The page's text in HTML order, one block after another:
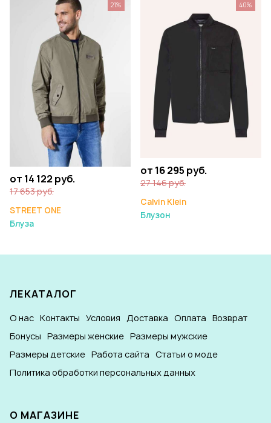
от 14 122 руб.
17 653 руб.
STREET ONE
Блуза
21%
от 16 295 руб.
27 146 руб.
Calvin Klein
Блузон
40%
ЛЕКАТАЛОГ
О нас Контакты Условия Доставка Оплата Возврат
Бонусы Размеры женские Размеры мужские
Размеры детские Работа сайта Статьи о моде
Политика обработки персональных данных
О МАГАЗИНЕ